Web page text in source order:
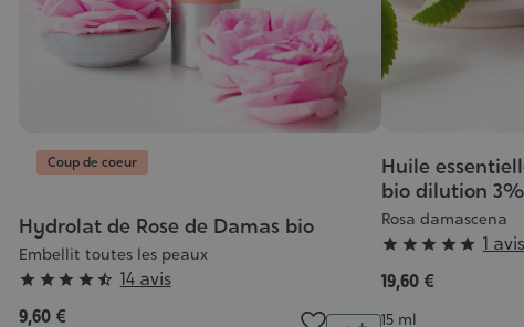
Coup de coeur
Hydrolat de Rose de Damas bio
Embellit toutes les peaux
Grade
     14 avis
9,60 €
Huile
bio dilution 3%
Rosa damascena
Grade
:
5/5
     1 avis
19,60 €
Contenance
15 ml